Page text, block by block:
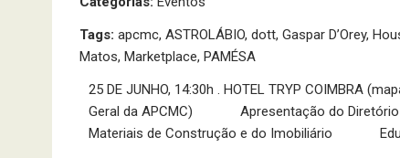
Tags: apcmc, ASTROLÁBIO, dott, Gaspar D’Orey,
Matos, Marketplace, PAMÉSA
25 DE JUNHO, 14:30h . HOTEL TRYP
Geral da APCMC) Apresentação do
Materiais de Construção e do Imobiliário